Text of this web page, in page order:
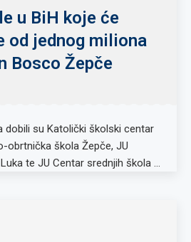
u BiH koje će
od jednog miliona
Bosco Žepče
dobili su Katolički školski centar
obrtnička škola Žepče, JU
te JU Centar srednjih škola …